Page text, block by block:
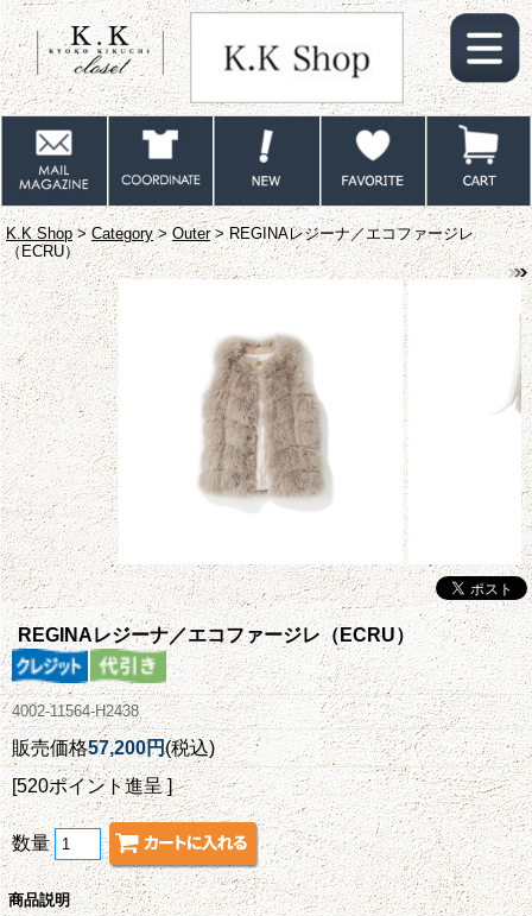
K.K Shop>Category>Outer> REGINAレジーナ／エコファージレ
（ECRU）
REGINAレジーナ／エコファージレ（ECRU）
4002-11564-H2438
販売価格57,200円(税込)
[520ポイント進呈 ]
数量
商品説明